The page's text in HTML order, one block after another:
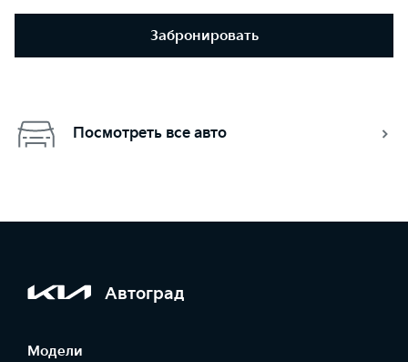
Забронировать
Посмотреть все авто
Автоград
Модели